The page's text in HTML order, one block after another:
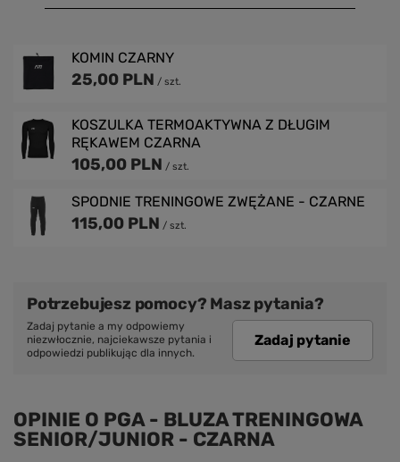
KOMIN CZARNY
25,00 PLN / szt.
KOSZULKA TERMOAKTYWNA Z DŁUGIM
RĘKAWEM CZARNA
105,00 PLN / szt.
SPODNIE TRENINGOWE ZWĘŻANE - CZARNE
115,00 PLN / szt.
Potrzebujesz pomocy? Masz pytania?
Zadaj pytanie a my odpowiemy
niezwłocznie, najciekawsze pytania i
odpowiedzi publikując dla innych.
Zadaj pytanie
OPINIE O PGA - BLUZA TRENINGOWA
SENIOR/JUNIOR - CZARNA